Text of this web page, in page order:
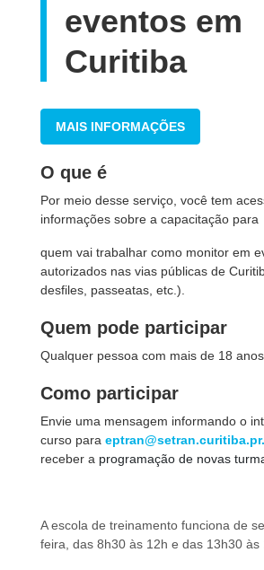
eventos em
Curitiba
MAIS INFORMAÇÕES
O que é
Por meio desse serviço, você tem
informações sobre a capacitação para
quem vai trabalhar como monitor em
autorizados nas vias públicas de
desfiles, passeatas, etc.).
Quem pode participar
Qualquer pessoa com mais de 18 anos.
Como participar
Envie uma mensagem informando o
curso para
receber a programação de novas
A escola de treinamento funciona de
feira, das 8h30 às 12h e das 13h30 às